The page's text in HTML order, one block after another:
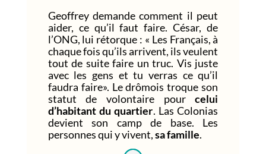
Geoffrey demande comment il peut
aider, ce qu’il faut faire. César, de
l’ONG, lui rétorque : « Les Français, à
chaque fois qu’ils arrivent, ils veulent
tout de suite faire un truc. Vis juste
avec les gens et tu verras ce qu’il
faudra faire». Le drômois troque son
statut de volontaire pourcelui
d’habitant du quartier. Las Colonias
devient son camp de base. Les
personnes qui y vivent,sa famille.